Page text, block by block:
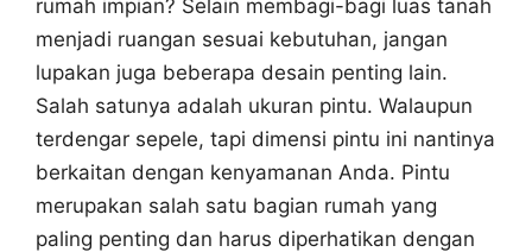
rumah impian? Selain membagi-bagi luas tanah
menjadi ruangan sesuai kebutuhan, jangan
lupakan juga beberapa desain penting lain.
Salah satunya adalah ukuran pintu. Walaupun
terdengar sepele, tapi dimensi pintu ini nantinya
berkaitan dengan kenyamanan Anda. Pintu
merupakan salah satu bagian rumah yang
paling penting dan harus diperhatikan dengan